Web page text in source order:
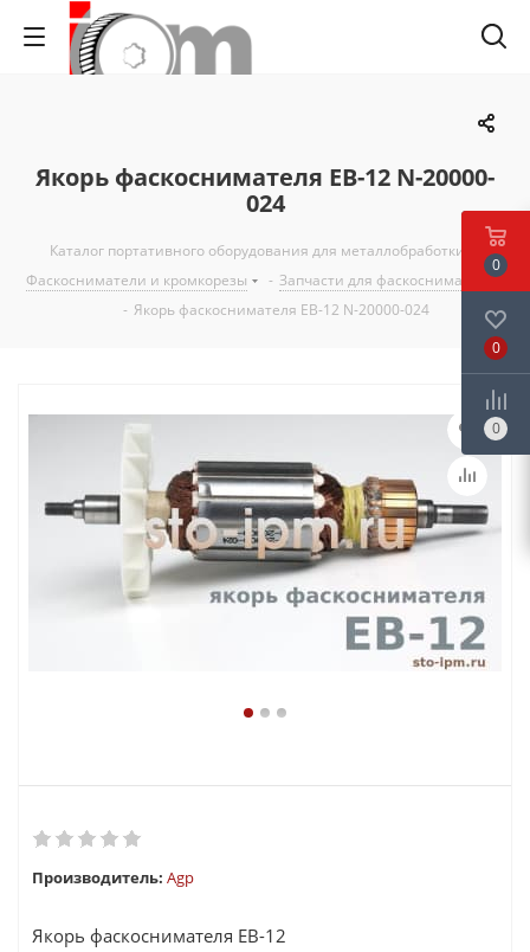
Якорь фаскоснимателя EB-12 N-20000-
024
Каталог портативного оборудования для металлобработки
Фаскосниматели и кромкорезы
- Запчасти для фаскоснимателей
- Якорь фаскоснимателя EB-12 N-20000-024
Производитель: Agp
Якорь фаскоснимателя EB-12
0
0
0